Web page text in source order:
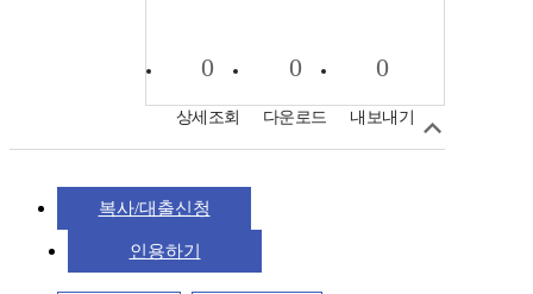
0
상세조회
0
다운로드
0
내보내기
복사/대출신청
인용하기